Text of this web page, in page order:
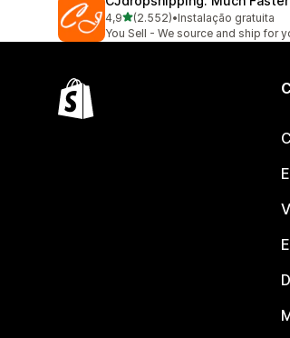
4,9de 5 estrelas
(2.552)
2552 total de avaliações
•Instalação gratuita
You Sell - We source and ship for